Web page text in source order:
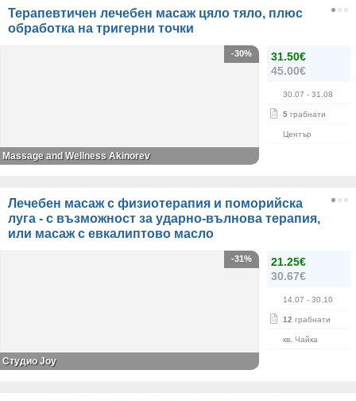
Терапевтичен лечебен масаж цяло тяло, плюс
обработка на тригерни точки
31.50€
45.00€
30.07 - 31.08
5 грабнати
Център
-30%
Massage and Wellness Akinorev
Лечебен масаж с физиотерапия и поморийска
луга - с възможност за ударно-вълнова терапия,
или масаж с евкалиптово масло
21.25€
30.67€
14.07 - 30.10
12 грабнати
кв. Чайка
-31%
Студио Joy